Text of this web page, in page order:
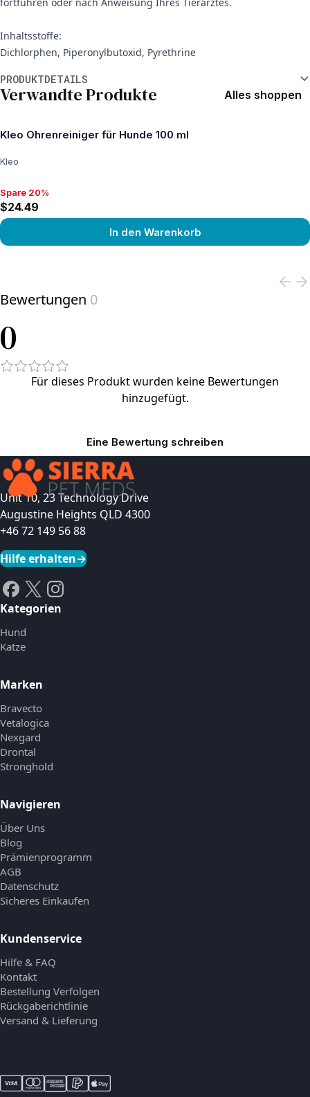
Inhaltsstoffe:
Dichlorphen, Piperonylbutoxid, Pyrethrine
PRODUKTDETAILS
Verwandte Produkte Alles shoppen
Kleo Ohrenreiniger für Hunde 100 ml
Kleo
Spare 20%, $24.49
Spare 20%
$24.49
In den Warenkorb
Bewertungen 0
0
Für dieses Produkt wurden keine Bewertungen
hinzugefügt.
Eine Bewertung schreiben
Unit 10, 23 Technology Drive
Augustine Heights QLD 4300
+46 72 149 56 88
Hilfe erhalten→
Kategorien
Hund
Katze
Marken
Bravecto
Vetalogica
Nexgard
Drontal
Stronghold
Navigieren
Über Uns
Blog
Prämienprogramm
AGB
Datenschutz
Sicheres Einkaufen
Kundenservice
Hilfe & FAQ
Kontakt
Bestellung Verfolgen
Rückgaberichtlinie
Versand & Lieferung